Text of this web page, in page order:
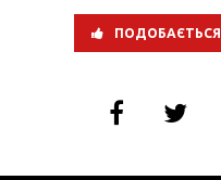
ПОДОБАЄТЬСЯ